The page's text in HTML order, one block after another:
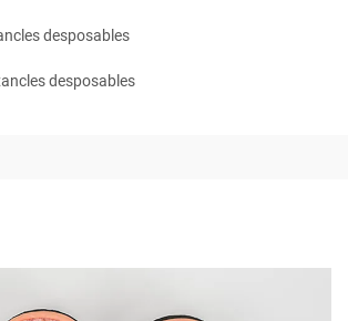
desposables
desposables